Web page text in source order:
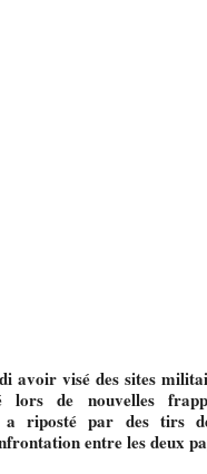
avoir visé des sites
de nouvelles
a riposté par des tirs
entre les deux